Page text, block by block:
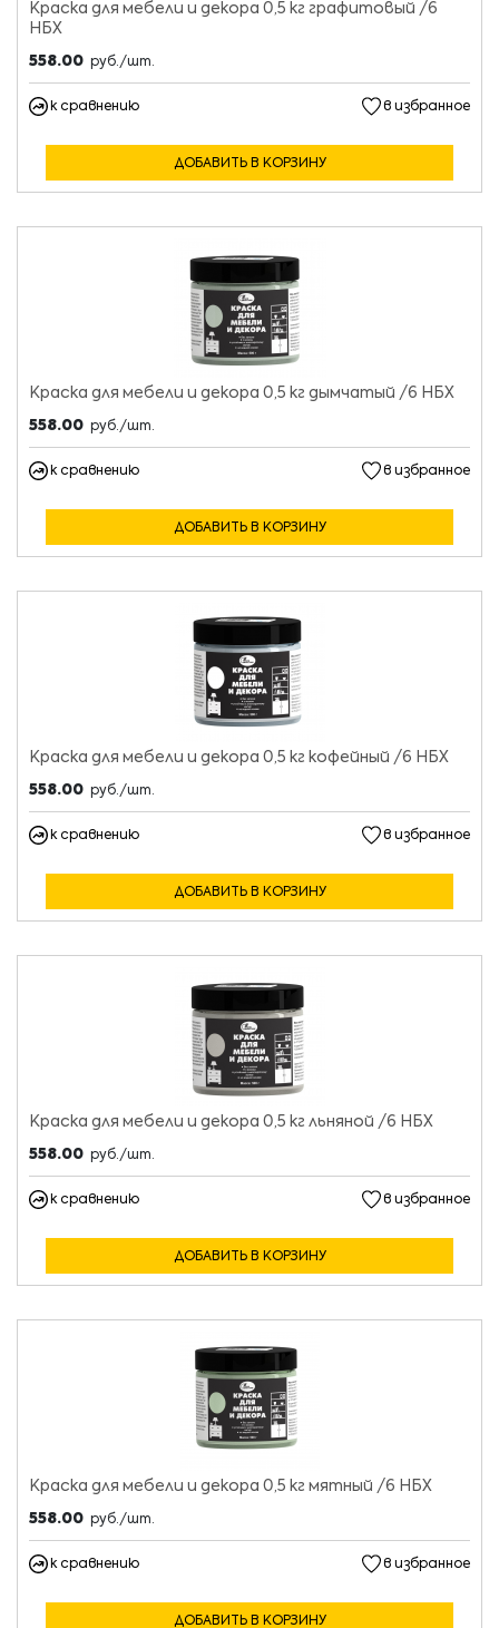
Краска для мебели и декора 0,5 кг графитовый /6
НБХ
558.00 руб./шт.
к сравнению в избранное
ДОБАВИТЬ В КОРЗИНУ
Краска для мебели и декора 0,5 кг дымчатый /6 НБХ
558.00 руб./шт.
к сравнению в избранное
ДОБАВИТЬ В КОРЗИНУ
Краска для мебели и декора 0,5 кг кофейный /6 НБХ
558.00 руб./шт.
к сравнению в избранное
ДОБАВИТЬ В КОРЗИНУ
Краска для мебели и декора 0,5 кг льняной /6 НБХ
558.00 руб./шт.
к сравнению в избранное
ДОБАВИТЬ В КОРЗИНУ
Краска для мебели и декора 0,5 кг мятный /6 НБХ
558.00 руб./шт.
к сравнению в избранное
ДОБАВИТЬ В КОРЗИНУ